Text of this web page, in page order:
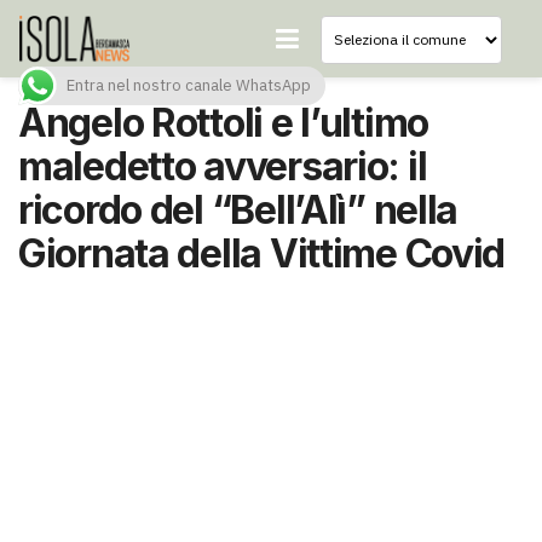
Angelo Rottoli e l’ultimo
maledetto avversario: il
ricordo del “Bell’Alì” nella
Giornata della Vittime Covid
Entra nel nostro canale WhatsApp